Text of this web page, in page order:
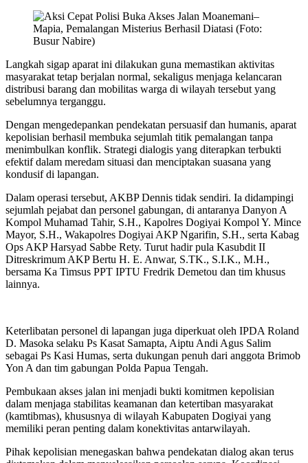
Langkah sigap aparat ini dilakukan guna memastikan aktivitas
masyarakat tetap berjalan normal, sekaligus menjaga kelancaran
distribusi barang dan mobilitas warga di wilayah tersebut yang
sebelumnya terganggu.
Dengan mengedepankan pendekatan persuasif dan humanis, aparat
kepolisian berhasil membuka sejumlah titik pemalangan tanpa
menimbulkan konflik. Strategi dialogis yang diterapkan terbukti
efektif dalam meredam situasi dan menciptakan suasana yang
kondusif di lapangan.
Dalam operasi tersebut, AKBP Dennis tidak sendiri. Ia didampingi
sejumlah pejabat dan personel gabungan, di antaranya Danyon A
Kompol Muhamad Tahir, S.H., Kapolres Dogiyai Kompol Y. Mince
Mayor, S.H., Wakapolres Dogiyai AKP Ngarifin, S.H., serta Kabag
Ops AKP Harsyad Sabbe Rety. Turut hadir pula Kasubdit II
Ditreskrimum AKP Bertu H. E. Anwar, S.TK., S.I.K., M.H.,
bersama Ka Timsus PPT IPTU Fredrik Demetou dan tim khusus
lainnya.
Keterlibatan personel di lapangan juga diperkuat oleh IPDA Roland
D. Masoka selaku Ps Kasat Samapta, Aiptu Andi Agus Salim
sebagai Ps Kasi Humas, serta dukungan penuh dari anggota Brimob
Yon A dan tim gabungan Polda Papua Tengah.
Pembukaan akses jalan ini menjadi bukti komitmen kepolisian
dalam menjaga stabilitas keamanan dan ketertiban masyarakat
(kamtibmas), khususnya di wilayah Kabupaten Dogiyai yang
memiliki peran penting dalam konektivitas antarwilayah.
Pihak kepolisian menegaskan bahwa pendekatan dialog akan terus